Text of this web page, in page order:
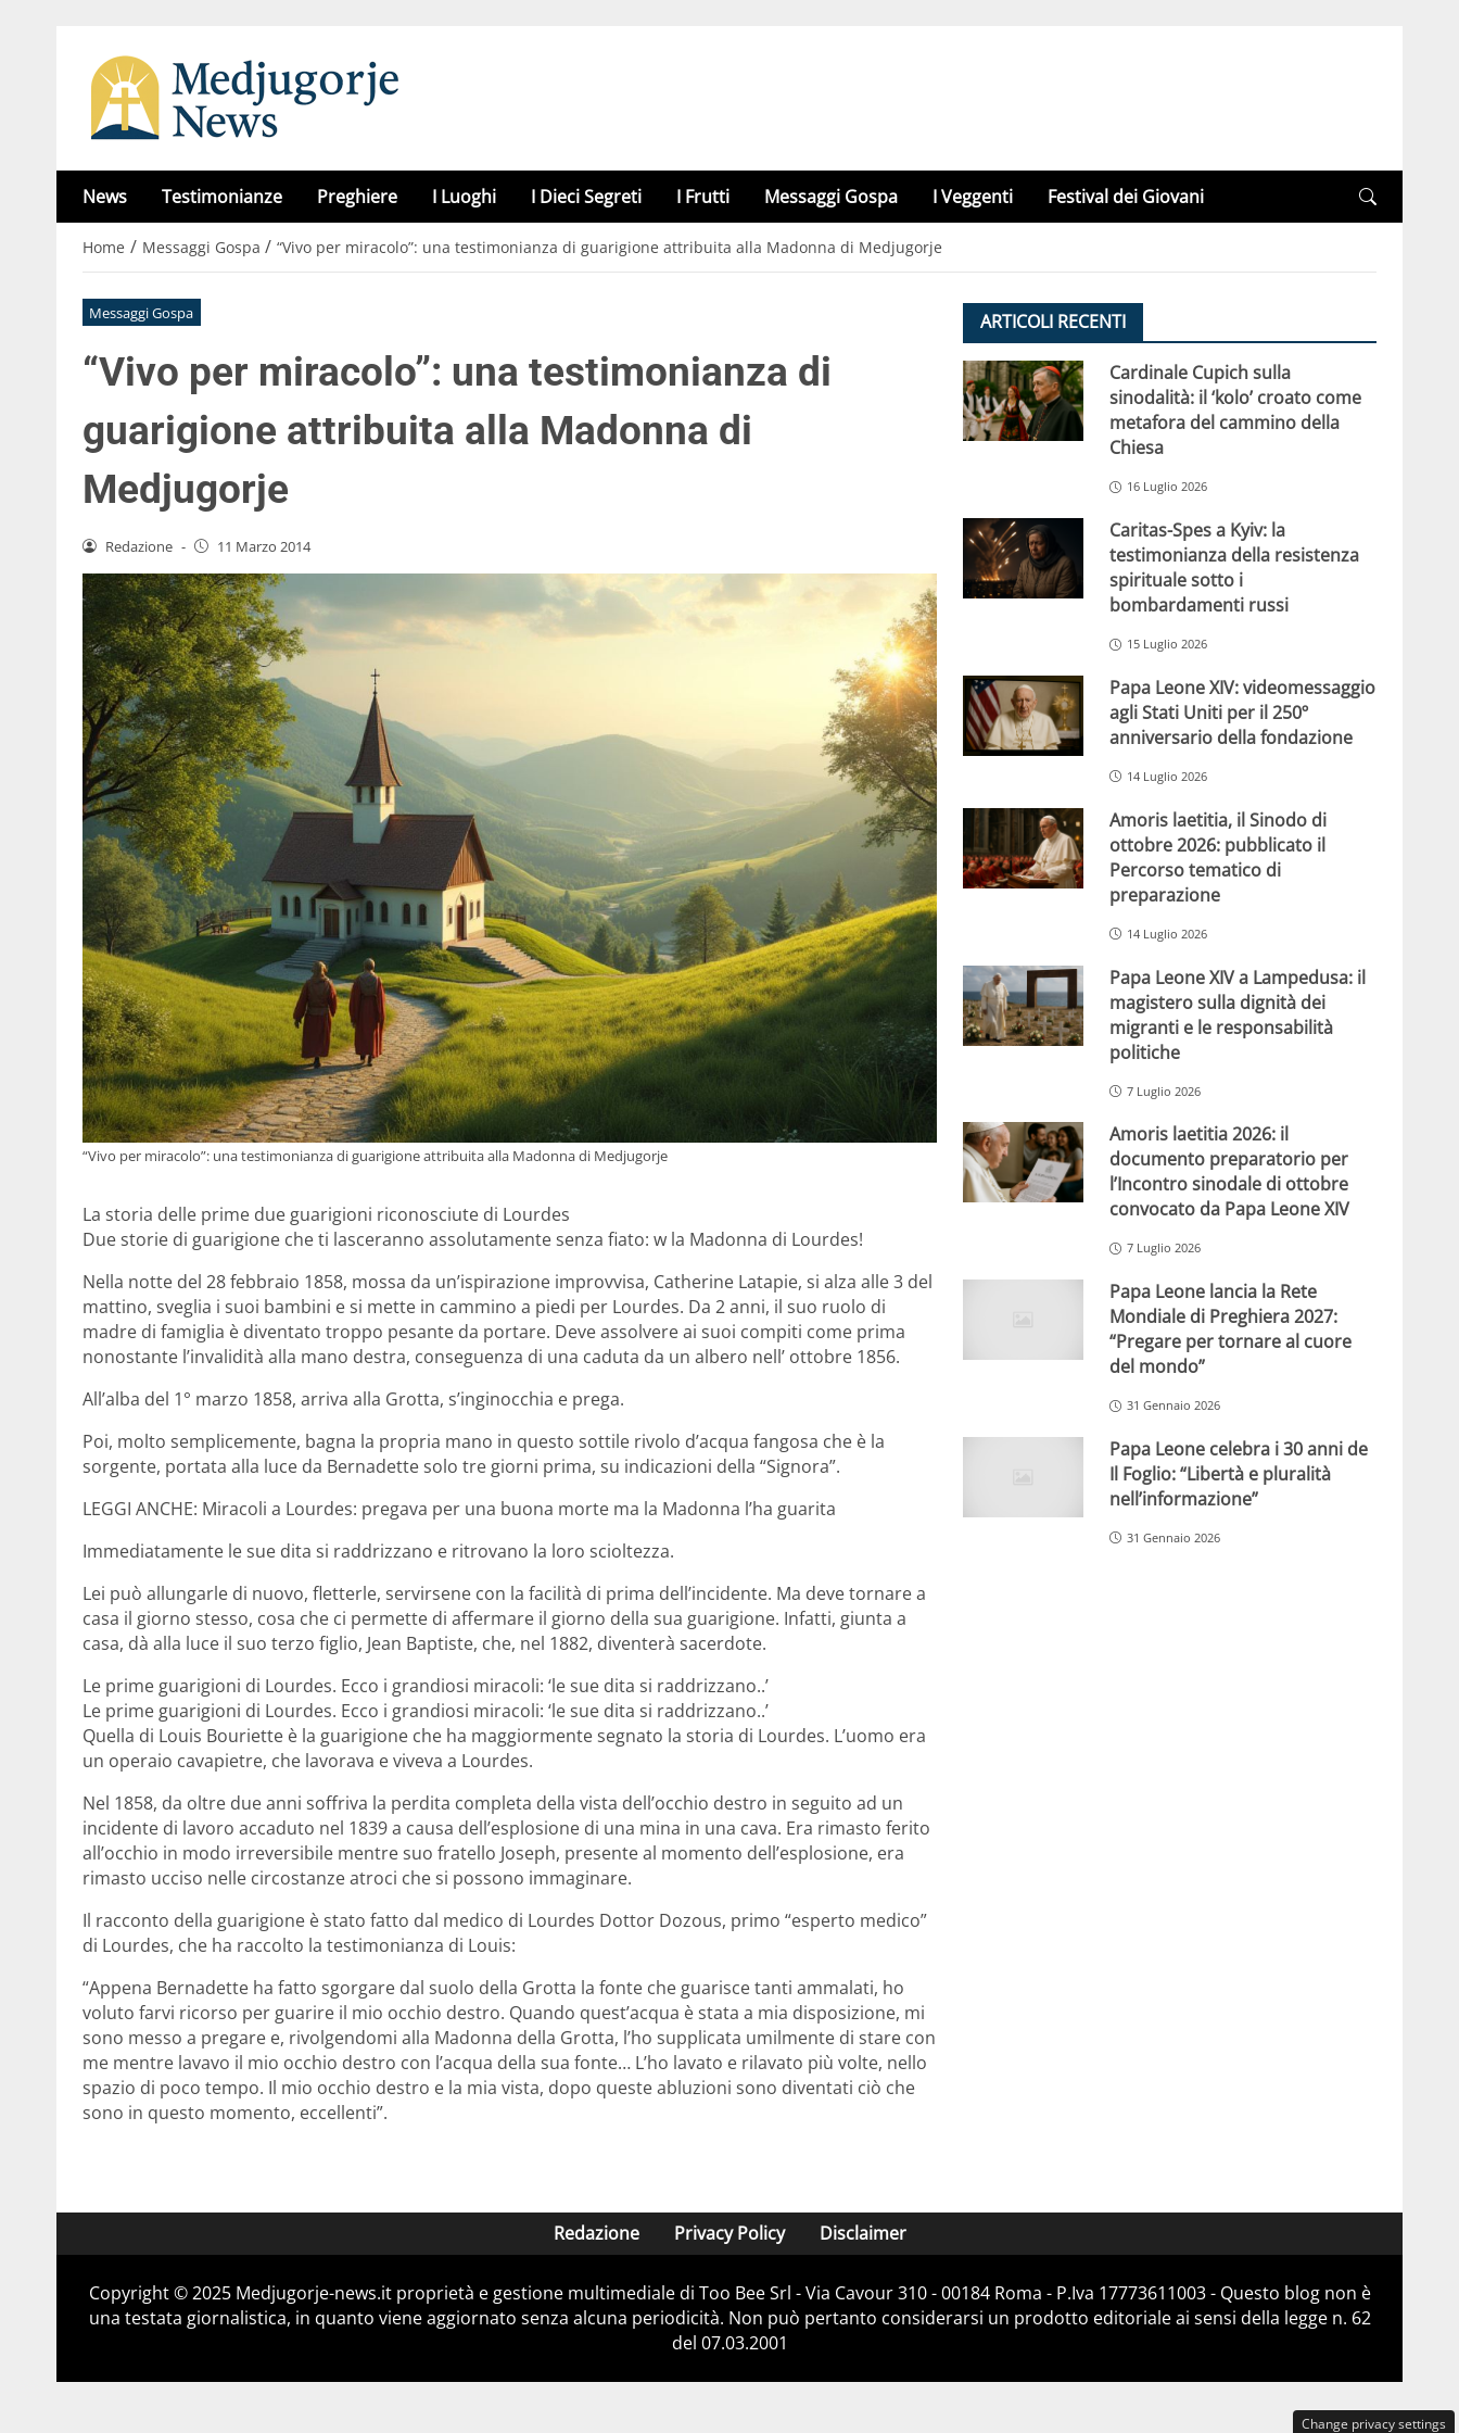
News Testimonianze Preghiere I Luoghi I Dieci Segreti I Frutti Messaggi Gospa I Veggenti Festival dei Giovani
Home / Messaggi Gospa / “Vivo per miracolo”: una testimonianza di guarigione attribuita alla Madonna di Medjugorje
Messaggi Gospa
“Vivo per miracolo”: una testimonianza di
guarigione attribuita alla Madonna di
Medjugorje
Redazione - 11 Marzo 2014
“Vivo per miracolo”: una testimonianza di guarigione attribuita alla Madonna di Medjugorje
La storia delle prime due guarigioni riconosciute di Lourdes
Due storie di guarigione che ti lasceranno assolutamente senza fiato: w la Madonna di Lourdes!
Nella notte del 28 febbraio 1858, mossa da un’ispirazione improvvisa, Catherine Latapie, si alza alle 3 del
mattino, sveglia i suoi bambini e si mette in cammino a piedi per Lourdes. Da 2 anni, il suo ruolo di
madre di famiglia è diventato troppo pesante da portare. Deve assolvere ai suoi compiti come prima
nonostante l’invalidità alla mano destra, conseguenza di una caduta da un albero nell’ ottobre 1856.
All’alba del 1° marzo 1858, arriva alla Grotta, s’inginocchia e prega.
Poi, molto semplicemente, bagna la propria mano in questo sottile rivolo d’acqua fangosa che è la
sorgente, portata alla luce da Bernadette solo tre giorni prima, su indicazioni della “Signora”.
LEGGI ANCHE: Miracoli a Lourdes: pregava per una buona morte ma la Madonna l’ha guarita
Immediatamente le sue dita si raddrizzano e ritrovano la loro scioltezza.
Lei può allungarle di nuovo, fletterle, servirsene con la facilità di prima dell’incidente. Ma deve tornare a
casa il giorno stesso, cosa che ci permette di affermare il giorno della sua guarigione. Infatti, giunta a
casa, dà alla luce il suo terzo figlio, Jean Baptiste, che, nel 1882, diventerà sacerdote.
Le prime guarigioni di Lourdes. Ecco i grandiosi miracoli: ‘le sue dita si raddrizzano..’
Le prime guarigioni di Lourdes. Ecco i grandiosi miracoli: ‘le sue dita si raddrizzano..’
Quella di Louis Bouriette è la guarigione che ha maggiormente segnato la storia di Lourdes. L’uomo era
un operaio cavapietre, che lavorava e viveva a Lourdes.
Nel 1858, da oltre due anni soffriva la perdita completa della vista dell’occhio destro in seguito ad un
incidente di lavoro accaduto nel 1839 a causa dell’esplosione di una mina in una cava. Era rimasto ferito
all’occhio in modo irreversibile mentre suo fratello Joseph, presente al momento dell’esplosione, era
rimasto ucciso nelle circostanze atroci che si possono immaginare.
Il racconto della guarigione è stato fatto dal medico di Lourdes Dottor Dozous, primo “esperto medico”
di Lourdes, che ha raccolto la testimonianza di Louis:
“Appena Bernadette ha fatto sgorgare dal suolo della Grotta la fonte che guarisce tanti ammalati, ho
voluto farvi ricorso per guarire il mio occhio destro. Quando quest’acqua è stata a mia disposizione, mi
sono messo a pregare e, rivolgendomi alla Madonna della Grotta, l’ho supplicata umilmente di stare con
me mentre lavavo il mio occhio destro con l’acqua della sua fonte… L’ho lavato e rilavato più volte, nello
spazio di poco tempo. Il mio occhio destro e la mia vista, dopo queste abluzioni sono diventati ciò che
sono in questo momento, eccellenti”.
ARTICOLI RECENTI
Cardinale Cupich sulla
sinodalità: il ‘kolo’ croato come
metafora del cammino della
Chiesa
16 Luglio 2026
Caritas-Spes a Kyiv: la
testimonianza della resistenza
spirituale sotto i
bombardamenti russi
15 Luglio 2026
Papa Leone XIV: videomessaggio
agli Stati Uniti per il 250º
anniversario della fondazione
14 Luglio 2026
Amoris laetitia, il Sinodo di
ottobre 2026: pubblicato il
Percorso tematico di
preparazione
14 Luglio 2026
Papa Leone XIV a Lampedusa: il
magistero sulla dignità dei
migranti e le responsabilità
politiche
7 Luglio 2026
Amoris laetitia 2026: il
documento preparatorio per
l’Incontro sinodale di ottobre
convocato da Papa Leone XIV
7 Luglio 2026
Papa Leone lancia la Rete
Mondiale di Preghiera 2027:
“Pregare per tornare al cuore
del mondo”
31 Gennaio 2026
Papa Leone celebra i 30 anni de
Il Foglio: “Libertà e pluralità
nell’informazione”
31 Gennaio 2026
Redazione Privacy Policy Disclaimer
Copyright © 2025 Medjugorje-news.it proprietà e gestione multimediale di Too Bee Srl - Via Cavour 310 - 00184 Roma - P.Iva 17773611003 - Questo blog non è
una testata giornalistica, in quanto viene aggiornato senza alcuna periodicità. Non può pertanto considerarsi un prodotto editoriale ai sensi della legge n. 62
del 07.03.2001
Change privacy settings